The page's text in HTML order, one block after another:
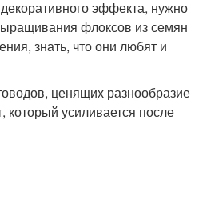
эффекта, нужно
флоксов из семян
знать, что они любят и
ценящих разнообразие
усиливается после